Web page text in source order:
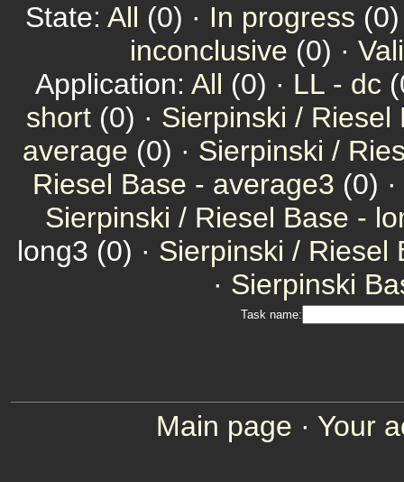
State: All (0) · In progress
inconclusive (0) ·
Application: All (0) · LL - dc
short (0) · Sierpinski / Riesel
average (0) · Sierpinski /
Riesel Base - average3 (0) ·
Sierpinski / Riesel Base -
long3 (0) · Sierpinski / Riesel
· Sierpinski
Task name:
Main page · Your